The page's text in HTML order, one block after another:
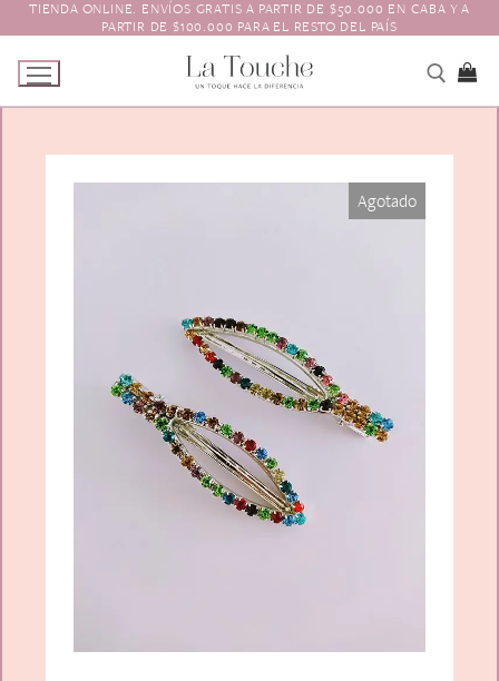
al
contenido
TIENDA ONLINE. ENVÍOS GRATIS A PARTIR DE $50.000 EN CABA Y A
PARTIR DE $100.000 PARA EL RESTO DEL PAÍS
Animales y Bichitos
Florales
Varios
Escarapelas
Accesorios para el pelo
Boinas
Vinchas
Hebillas
Aros
Guantes
Charreteras
Contacto
Agotado